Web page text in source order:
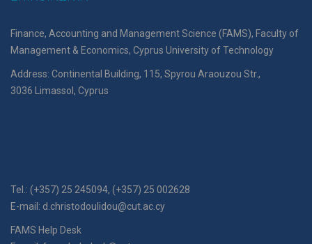
Finance, Accounting and Management Science (FAMS), Faculty of
Management & Economics, Cyprus University of Technology
Address: Continental Building, 115, Spyrou Araouzou Str.,
3036 Limassol, Cyprus
Tel.: (+357) 25 245094, (+357) 25 002628
E-mail: d.christodoulidou@cut.ac.cy
FAMS Help Desk